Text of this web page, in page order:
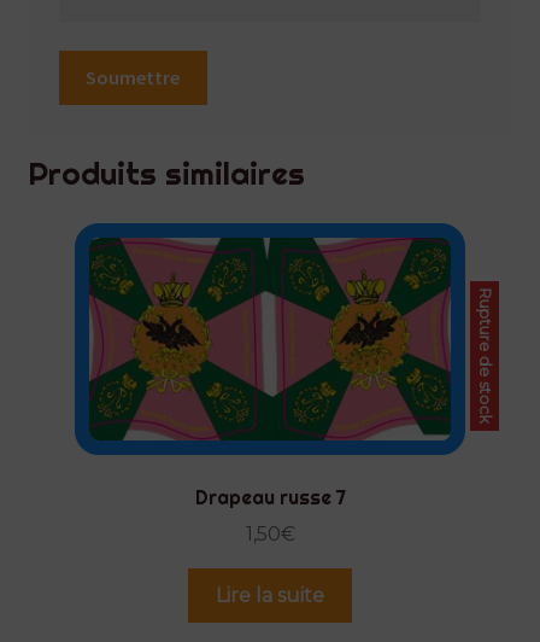
Produits similaires
Rupture de stock
Drapeau russe 7
1,50€
Lire la suite